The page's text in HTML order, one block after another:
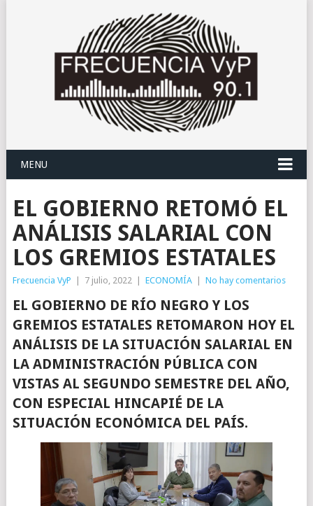
MENU
EL GOBIERNO RETOMÓ EL
ANÁLISIS SALARIAL CON
LOS GREMIOS ESTATALES
Frecuencia VyP 7 julio, 2022 ECONOMÍA No hay comentarios
EL GOBIERNO DE RÍO NEGRO Y LOS
GREMIOS ESTATALES RETOMARON HOY EL
ANÁLISIS DE LA SITUACIÓN SALARIAL EN
LA ADMINISTRACIÓN PÚBLICA CON
VISTAS AL SEGUNDO SEMESTRE DEL AÑO,
CON ESPECIAL HINCAPIÉ DE LA
SITUACIÓN ECONÓMICA DEL PAÍS.